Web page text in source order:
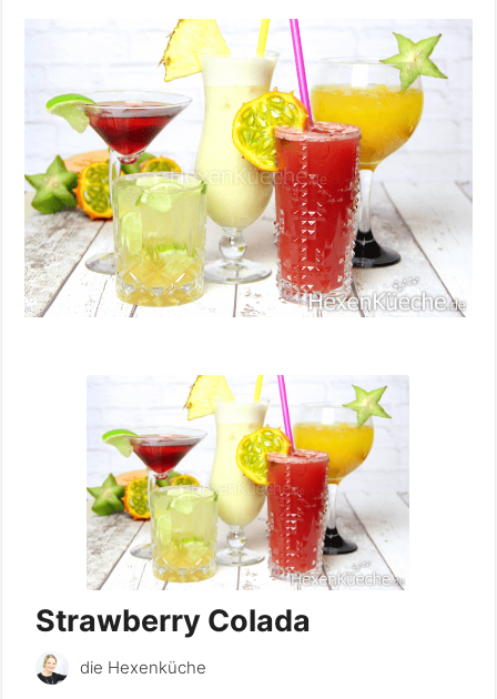
Strawberry Colada
die Hexenküche